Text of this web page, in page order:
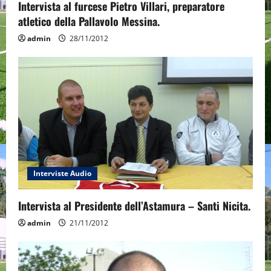
Intervista al furcese Pietro Villari, preparatore
atletico della Pallavolo Messina.
admin 28/11/2012
Interviste Audio
Intervista al Presidente dell’Astamura – Santi Nicita.
admin 21/11/2012